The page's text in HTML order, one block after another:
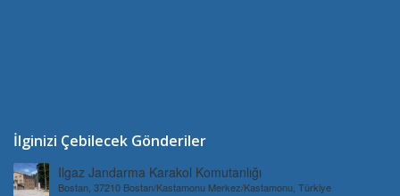
İlginizi Çebilecek Gönderiler
Ilgaz Jandarma Karakol Komutanlığı
Bostan, 37210 Bostan/Kastamonu Merkez/Kastamonu, Türkiye